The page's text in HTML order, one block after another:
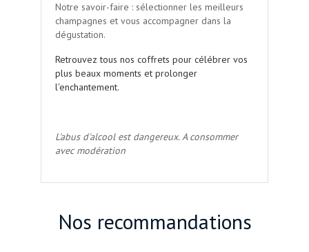
Notre savoir-faire : sélectionner les meilleurs
champagnes et vous accompagner dans la
dégustation.
Retrouvez tous nos coffrets pour célébrer vos
plus beaux moments et prolonger
l'enchantement.
L'abus d'alcool est dangereux. A consommer
avec modération
Nos recommandations